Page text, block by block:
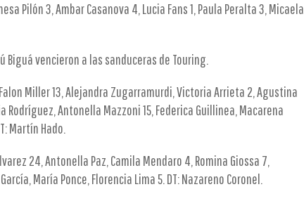
Pilón 3, Ambar Casanova 4, Lucia Fans 1, Paula Peralta 3, Micaela
Biguá vencieron a las sanduceras de Touring.
Miller 13, Alejandra Zugarramurdi, Victoria Arrieta 2, Agustina
Rodríguez, Antonella Mazzoni 15, Federica Guillinea, Macarena
Martín Hado.
24, Antonella Paz, Camila Mendaro 4, Romina Giossa 7,
María Ponce, Florencia Lima 5. DT: Nazareno Coronel.